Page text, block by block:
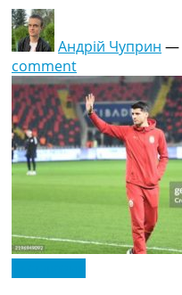
Андрій Чуприн —
comment